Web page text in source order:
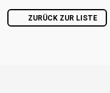
ZURÜCK ZUR LISTE